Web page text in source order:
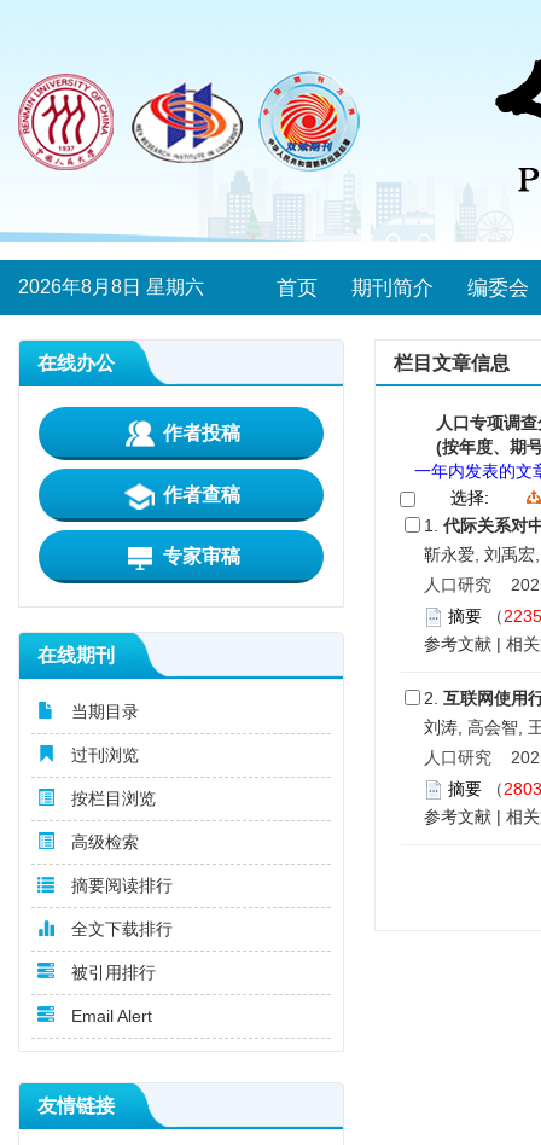
2026年8月8日 星期六 首页 期刊简介 编委会
在线办公
作者投稿
作者查稿
专家审稿
在线期刊
当期目录
过刊浏览
按栏目浏览
高级检索
摘要阅读排行
全文下载排行
被引用排行
Email Alert
友情链接
栏目文章信息
人口专项调
(按年度、期
一年内发表的文
选择:
1. 代际关系对
靳永爱, 刘禹宏
人口研究
摘要 （2235
参考文献 | 相
2. 互联网使用
刘涛, 高会智,
人口研究
摘要 （2803
参考文献 | 相